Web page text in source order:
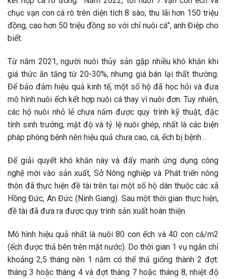
chục vạn con cá rô trên diện tích 8 sào; thu lãi hơn 150 triệu
đồng, cao hơn 50 triệu đồng so với chỉ nuôi cá”, anh Điệp cho
biết.
Từ năm 2021, người nuôi thủy sản gặp nhiều khó khăn khi
giá thức ăn tăng từ 20-30%, nhưng giá bán lại thất thường.
Để bảo đảm hiệu quả kinh tế, một số hộ đã học hỏi và đưa
mô hình nuôi ếch kết hợp nuôi cá thay vì nuôi đơn. Tuy nhiên,
các hộ nuôi nhỏ lẻ chưa nắm được quy trình kỹ thuật, đặc
tính sinh trưởng, mật độ và tỷ lệ nuôi ghép, nhất là các biện
pháp phòng bệnh nên hiệu quả chưa cao, cá, ếch bị bệnh…
Để giải quyết khó khăn này và đẩy mạnh ứng dụng công
nghệ mới vào sản xuất, Sở Nông nghiệp và Phát triển nông
thôn đã thực hiện đề tài trên tại một số hộ dân thuộc các xã
Hồng Đức, An Đức (Ninh Giang). Sau một thời gian thực hiện,
đề tài đã đưa ra được quy trình sản xuất hoàn thiện.
Mô hình hiệu quả nhất là nuôi 80 con ếch và 40 con cá/m2
(ếch được thả bên trên mặt nước). Do thời gian 1 vụ ngắn chỉ
khoảng 2,5 tháng nên 1 năm có thể thả giống thành 2 đợt:
tháng 3 hoặc tháng 4 và đợt tháng 7 hoặc tháng 8, nhiệt độ